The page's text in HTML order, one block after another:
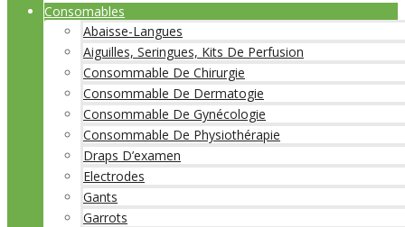
Consomables
Abaisse-Langues
Aiguilles, Seringues, Kits De Perfusion
Consommable De Chirurgie
Consommable De Dermatogie
Consommable De Gynécologie
Consommable De Physiothérapie
Draps D’examen
Electrodes
Gants
Garrots